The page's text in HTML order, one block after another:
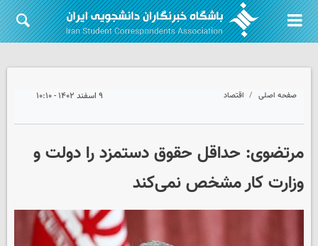
صفحه اصلی اقتصاد ۹ اسفند ۱۴۰۲ - ۱۰:۱۰
مرتضوی: حداقل حقوق دستمزد را دولت و
وزارت کار مشخص نمی‌کند